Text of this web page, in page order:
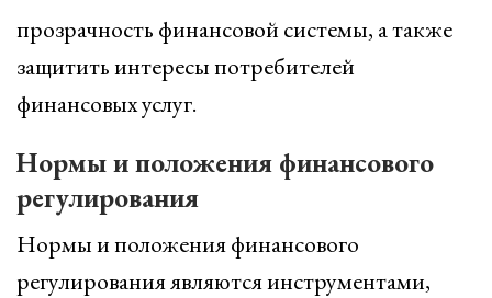
прозрачность финансовой системы, а также
защитить интересы потребителей
финансовых услуг.
Нормы и положения финансового
регулирования
Нормы и положения финансового
регулирования являются инструментами,